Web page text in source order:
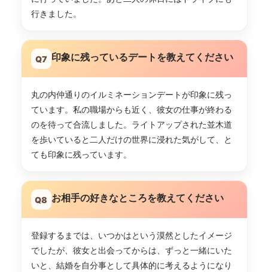
行きました。
Q7 印象に残っているデートを教えてください
丸の内仲通りのイルミネーションデートが印象に残っ
ています。私の職場からも近く、彼女の仕事が終わる
のを待って合流しました。ライトアップされた並木道
を歩いていると二人だけの世界に浸れた気がして、と
ても印象に残っています。
Q8 お相手の好きなところを教えてください
登録するまでは、いつかはという漠然としたイメージ
でしたが、彼女と出会ってからは、ずっと一緒にいた
いと、結婚を自分事として具体的に考えるようになり